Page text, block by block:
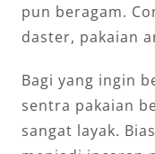
pun beragam.
daster, pakaian
Bagi yang ingin
sentra pakaian
sangat layak.